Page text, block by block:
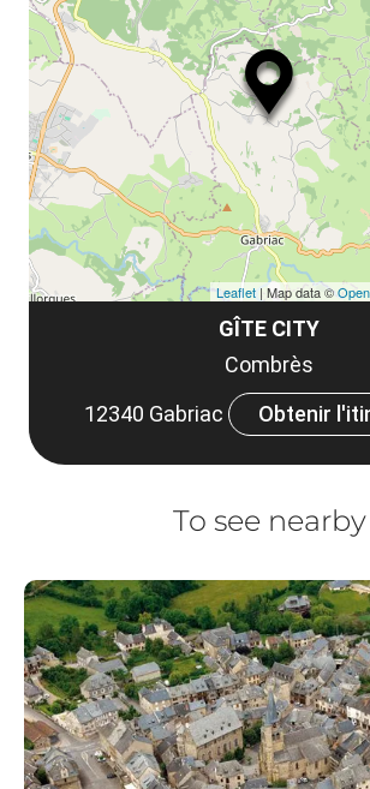
GÎTE CITY
Combrès
12340 Gabriac
Obtenir
Leaflet | Map data ©
To see nearby